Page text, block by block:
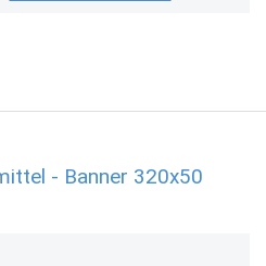
- Banner 320x50